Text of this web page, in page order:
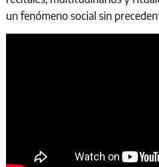
un fenómeno social sin